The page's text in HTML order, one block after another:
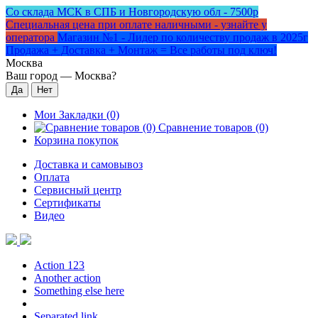
Со склада МСК в СПБ и Новгородскую обл - 7500р
Специальная цена при оплате наличными - узнайте у
оператора Магазин №1 - Лидер по количеству продаж в 2025г
Продажа + Доставка + Монтаж = Все работы под ключ!
Москва
Ваш город — Москва?
Мои Закладки (0)
Сравнение товаров (0)
Корзина покупок
Доставка и самовывоз
Оплата
Сервисный центр
Сертификаты
Видео
Action 123
Another action
Something else here